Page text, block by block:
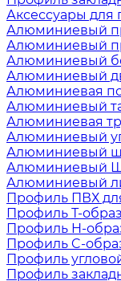
Аксессуары
Алюминиевый
Алюминиевый
Алюминиевый
Алюминиевый
Алюминиевая
Алюминиевый
Алюминиевая
Алюминиевый
Алюминиевый
Алюминиевый
Алюминиевый
Профиль ПВХ
Профиль Т-
Профиль H-
Профиль C-
Профиль
Профиль